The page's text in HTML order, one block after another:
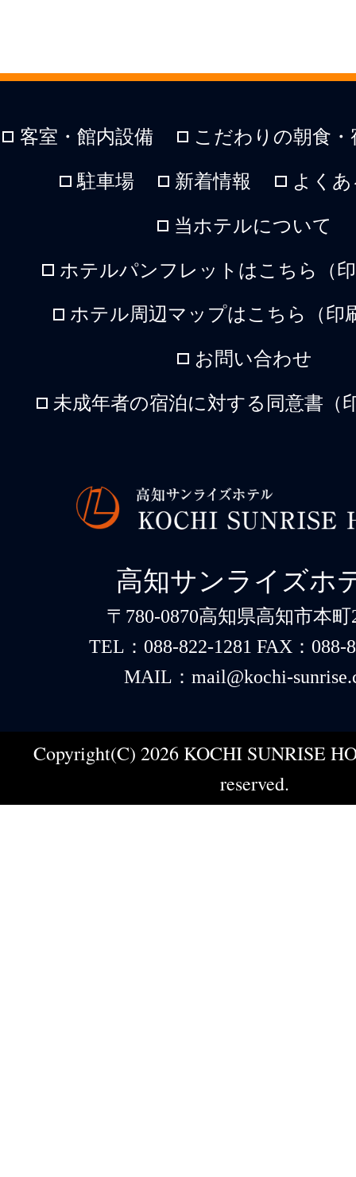
客室・館内設備 こだわりの朝食
駐車場 新着情報 よく
当ホテルについて
ホテルパンフレットはこちら（
ホテル周辺マップはこちら（印
お問い合わせ
未成年者の宿泊に対する同意書（
高知サンライズホ
〒780-0870高知県高知市本町
TEL：088-822-1281 FAX：088-
MAIL：mail@kochi-
Copyright(C) 2026 KOCHI SUNRISE
reserved.